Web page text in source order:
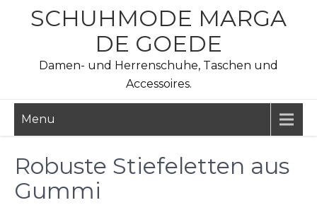
SCHUHMODE MARGA
DE GOEDE
Damen- und Herrenschuhe, Taschen und
Accessoires.
Menu
Robuste Stiefeletten aus
Gummi